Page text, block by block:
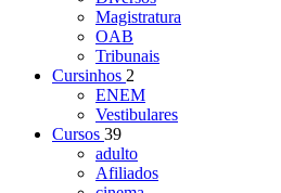
Magistratura
OAB
Tribunais
Cursinhos 2
ENEM
Vestibulares
Cursos 39
adulto
Afiliados